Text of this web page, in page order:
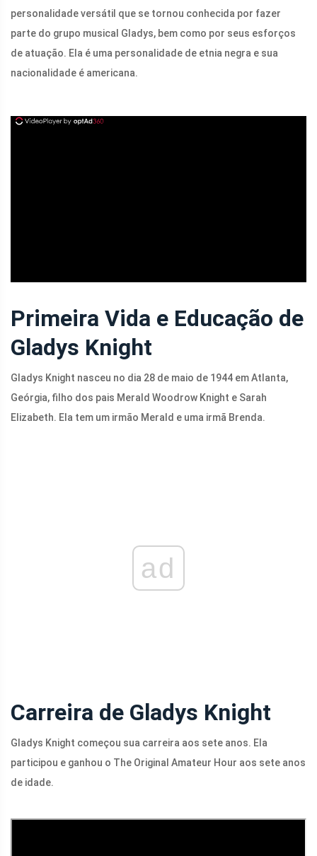
personalidade versátil que se tornou conhecida por fazer
parte do grupo musical Gladys, bem como por seus esforços
de atuação. Ela é uma personalidade de etnia negra e sua
nacionalidade é americana.
Primeira Vida e Educação de
Gladys Knight
Gladys Knight nasceu no dia 28 de maio de 1944 em Atlanta,
Geórgia, filho dos pais Merald Woodrow Knight e Sarah
Elizabeth. Ela tem um irmão Merald e uma irmã Brenda.
ad
Carreira de Gladys Knight
Gladys Knight começou sua carreira aos sete anos. Ela
participou e ganhou o The Original Amateur Hour aos sete anos
de idade.